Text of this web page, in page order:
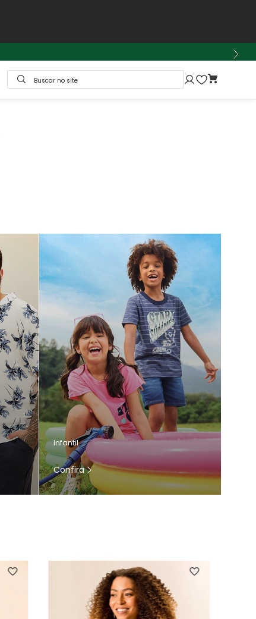
Buscar no site
Infantil
Confira